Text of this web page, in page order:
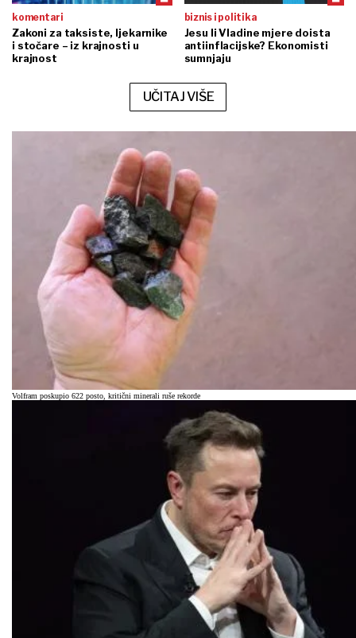
komentari
Zakoni za taksiste, ljekarnike
i stočare – iz krajnosti u
krajnost
biznis i politika
Jesu li Vladine mjere doista
antiinflacijske? Ekonomisti
sumnjaju
UČITAJ VIŠE
Volfram poskupio 622 posto, kritični minerali ruše rekorde